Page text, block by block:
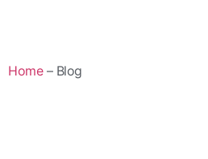
Home– Blog